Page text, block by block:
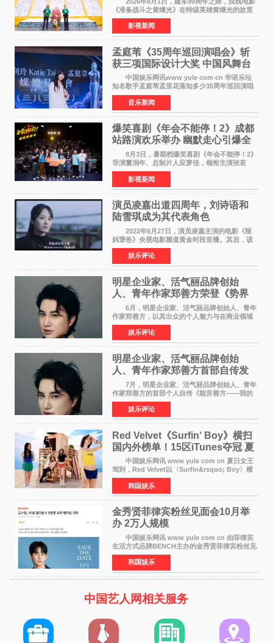
《准备战斗之黄继光》在特级英雄黄继光的故里
——四川省德阳市中江县黄继光出生地正式开
机。本片出品人、总制片人项亮月主持开机仪
式，&zwnj;特级英雄
影视新闻
孟庭苇《35周年巡回演唱会》斩
获三项国际设计大奖 中国风舞台
美学获全球认可
中国娱乐网讯www yule com cn 华语乐坛
知名歌手孟庭苇孟里花落知多少35周年巡回演唱
会再传喜讯。该演唱会先后荣获美国MUSE
Creative Awards白金奖（Platinum Winner）、
英国London Design
音乐新闻
爆笑喜剧《年会不能停！2》成都
站路演欢乐举办 幽默走心引爆全
场共鸣
8月3日，暑期档爆笑喜剧《年会不能停！2》
导演董润年、总制片人应萝佳，领衔主演张若
昀、白客，惊喜出演庄达菲，特别主演孙艺洲，
特别出演田雨，友情出演欧阳奋强出席成都路
演，与观众近距离互
影视新闻
演员凌嘉出道四周年，刘诗语和
陆雪琪成为其代表角色
2022年6月27日，演员凌嘉主演的电影《辣
妈犟爸》央视电影频道黄金时段首播。其后，该
电影在央视电影频道多次复播（2022年8月10
日，2022年9月30日，2023年7月17日，2025年7
月14日）。除了多次复
娱乐评论
明星企业家、活气丽品牌创始
人、青年作家郑善方荣登《势界
POWERCIRCLES》6月刊
6月，明星企业家、活气丽品牌创始人、青年
作家郑善方，以其出众的个人魅力与在商业领域
的卓越建树，成功登上《势界
POWERCIRCLES》，展现了他在时尚与商业领
域的双重影响力。 明星企业家、青
娱乐评论
明星企业家、活气丽品牌创始
人、青年作家郑善方首部自传发
布， 书写跨界创业者的成长答卷
7月，明星企业家、活气丽品牌创始人、青年
作家郑善方的首部个人自传《能言善方——我的
跨界人生》正式发行。这本书以他的人生轨迹为
脉络，首次完整公开了从逐梦少年到横跨美业、
公益等多领域的
娱乐评论
Red Velvet《Surfin‘ Boy》横扫
国内外榜单！15区iTunes夺冠 夏
日女王强势回归
中国娱乐网讯 www yule com cn 夏日女王
驾到，Red Velvet以〈Surfin&rsquo; Boy〉横
扫国内外榜单，获得音乐粉丝的热烈反响。
Red Velvet于3日发行了夏日迷你专辑《Velvet
Summer》，
韩国娱乐
金秀贤菲律宾粉丝见面会10月举
办 2万人规模
中国娱乐网讯 www yule com cn 由菲律宾
生活方式品牌BENCH主办的金秀贤菲律宾粉丝见
面会，将于10月2日在马尼拉SM Mall of
Asia（MOA）竞技场举行，预计规模达2万人。
这也是金秀贤自去年陷
韩国娱乐
中国艺人网相关服务